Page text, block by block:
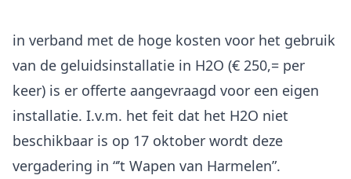
in verband met de hoge kosten voor het gebruik
van de geluidsinstallatie in H2O (€ 250,= per
keer) is er offerte aangevraagd voor een eigen
installatie. I.v.m. het feit dat het H2O niet
beschikbaar is op 17 oktober wordt deze
vergadering in “’t Wapen van Harmelen”.